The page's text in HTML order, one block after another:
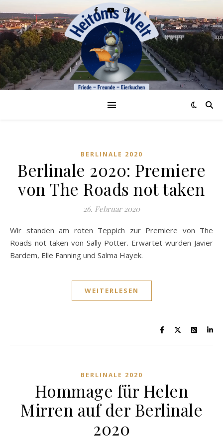
BERLINALE 2020
Berlinale 2020: Premiere
von The Roads not taken
26. Februar 2020
Wir standen am roten Teppich zur Premiere von The
Roads not taken von Sally Potter. Erwartet wurden Javier
Bardem, Elle Fanning und Salma Hayek.
WEITERLESEN
BERLINALE 2020
Hommage für Helen
Mirren auf der Berlinale
2020